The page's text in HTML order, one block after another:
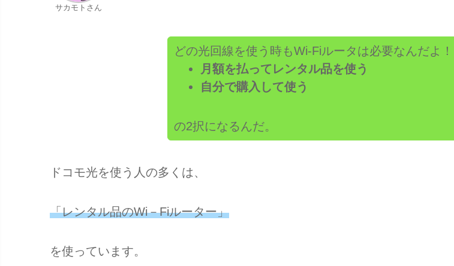
サカモトさん
どの光回線を使う時もWi-Fiルータは必要なんだよ！
月額を払ってレンタル品を使う
自分で購入して使う
の2択になるんだ。
ドコモ光を使う人の多くは、
「レンタル品のWi－Fiルーター」
を使っています。